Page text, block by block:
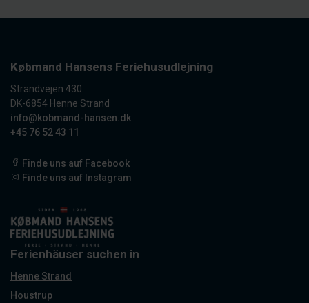
Købmand Hansens Feriehusudlejning
Strandvejen 430
DK-6854 Henne Strand
info@kobmand-hansen.dk
+45 76 52 43 11
Finde uns auf Facebook
Finde uns auf Instagram
Ferienhäuser suchen in
Henne Strand
Houstrup